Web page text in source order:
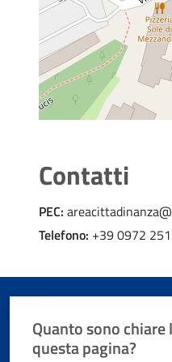
Contatti
PEC:
Telefono: +39 0972
Quanto sono
questa pagina?